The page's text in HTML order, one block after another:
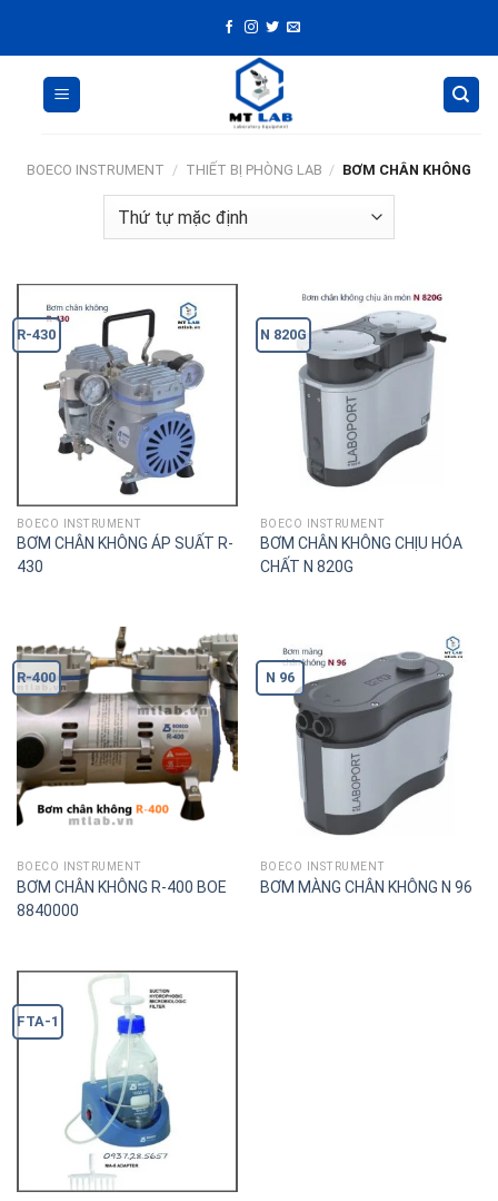
BOECO INSTRUMENT / THIẾT BỊ PHÒNG LAB / BƠM CHÂN KHÔNG
R-430
BOECO INSTRUMENT
BƠM CHÂN KHÔNG ÁP SUẤT R-
430
N 820G
BOECO INSTRUMENT
BƠM CHÂN KHÔNG CHỊU HÓA
CHẤT N 820G
R-400
BOECO INSTRUMENT
BƠM CHÂN KHÔNG R-400 BOE
8840000
N 96
BOECO INSTRUMENT
BƠM MÀNG CHÂN KHÔNG N 96
FTA-1